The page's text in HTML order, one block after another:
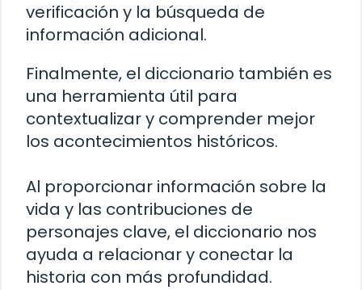
verificación y la búsqueda de
información adicional.
Finalmente, el diccionario también es
una herramienta útil para
contextualizar y comprender mejor
los acontecimientos históricos.
Al proporcionar información sobre la
vida y las contribuciones de
personajes clave, el diccionario nos
ayuda a relacionar y conectar la
historia con más profundidad.